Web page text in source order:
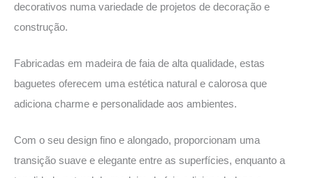
decorativos numa variedade de projetos de decoração e
construção.
Fabricadas em madeira de faia de alta qualidade, estas
baguetes oferecem uma estética natural e calorosa que
adiciona charme e personalidade aos ambientes.
Com o seu design fino e alongado, proporcionam uma
transição suave e elegante entre as superfícies, enquanto a